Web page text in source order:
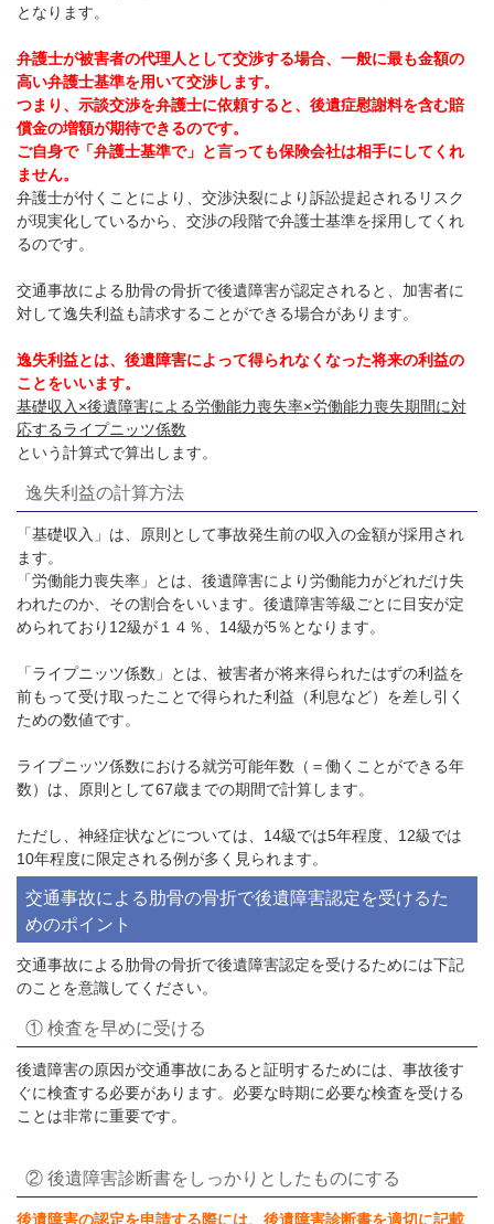
となります。
弁護士が被害者の代理人として交渉する場合、一般に最も金額の
高い弁護士基準を用いて交渉します。
つまり、示談交渉を弁護士に依頼すると、後遺症慰謝料を含む賠
償金の増額が期待できるのです。
ご自身で「弁護士基準で」と言っても保険会社は相手にしてくれ
ません。
弁護士が付くことにより、交渉決裂により訴訟提起されるリスク
が現実化しているから、交渉の段階で弁護士基準を採用してくれ
るのです。
交通事故による肋骨の骨折で後遺障害が認定されると、加害者に
対して逸失利益も請求することができる場合があります。
逸失利益とは、後遺障害によって得られなくなった将来の利益の
ことをいいます。
基礎収入×後遺障害による労働能力喪失率×労働能力喪失期間に対
応するライプニッツ係数
という計算式で算出します。
逸失利益の計算方法
「基礎収入」は、原則として事故発生前の収入の金額が採用され
ます。
「労働能力喪失率」とは、後遺障害により労働能力がどれだけ失
われたのか、その割合をいいます。後遺障害等級ごとに目安が定
められており12級が１４％、14級が5％となります。
「ライプニッツ係数」とは、被害者が将来得られたはずの利益を
前もって受け取ったことで得られた利益（利息など）を差し引く
ための数値です。
ライプニッツ係数における就労可能年数（＝働くことができる年
数）は、原則として67歳までの期間で計算します。
ただし、神経症状などについては、14級では5年程度、12級では
10年程度に限定される例が多く見られます。
交通事故による肋骨の骨折で後遺障害認定を受けるた
めのポイント
交通事故による肋骨の骨折で後遺障害認定を受けるためには下記
のことを意識してください。
① 検査を早めに受ける
後遺障害の原因が交通事故にあると証明するためには、事故後す
ぐに検査する必要があります。必要な時期に必要な検査を受ける
ことは非常に重要です。
② 後遺障害診断書をしっかりとしたものにする
後遺障害の認定を申請する際には、後遺障害診断書を適切に記載